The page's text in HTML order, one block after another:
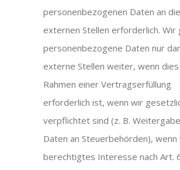
personenbezogenen Daten an
externen Stellen erforderlich. Wir
personenbezogene Daten nur
externe Stellen weiter, wenn dies
Rahmen einer Vertragserfüllung
erforderlich ist, wenn wir
verpflichtet sind (z. B.
Daten an Steuerbehörden), wenn
berechtigtes Interesse nach Art.